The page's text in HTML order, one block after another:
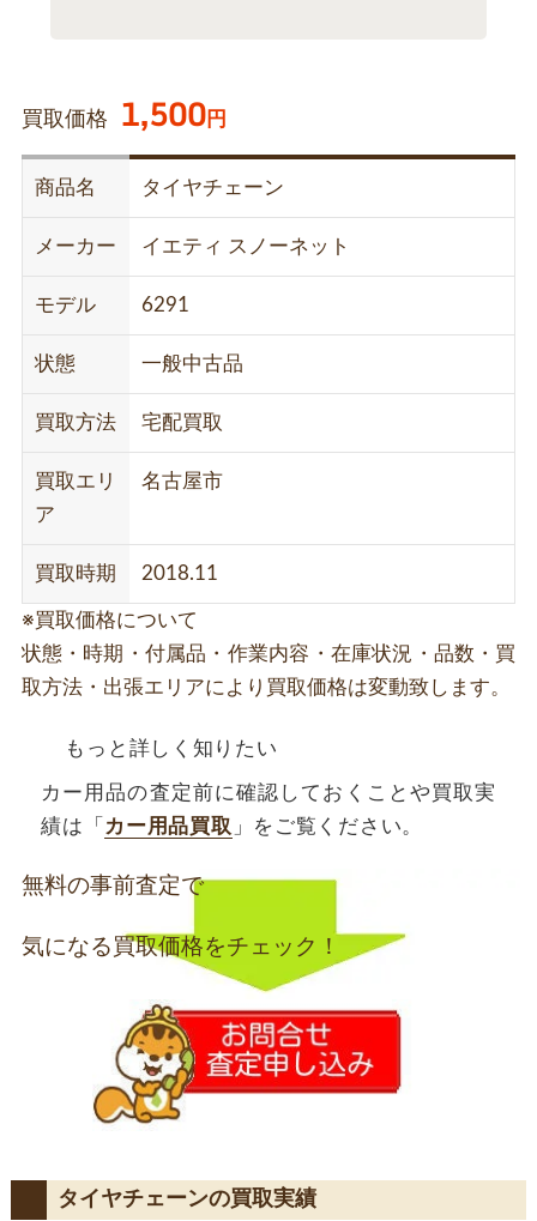
買取価格 1,500円
商品名 タイヤチェーン
メーカー イエティ スノーネット
モデル 6291
状態 一般中古品
買取方法 宅配買取
買取エリ
ア
名古屋市
買取時期 2018.11
※買取価格について
状態・時期・付属品・作業内容・在庫状況・品数・買
取方法・出張エリアにより買取価格は変動致します。
もっと詳しく知りたい
カー用品の査定前に確認しておくことや買取実
績は「 カー用品買取 」をご覧ください。
無料の事前査定で
気になる買取価格をチェック！
タイヤチェーンの買取実績